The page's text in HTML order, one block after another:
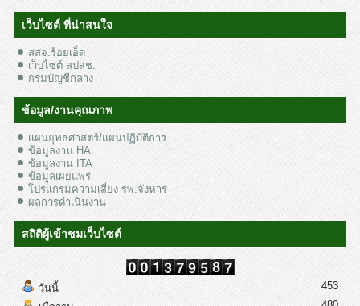
เว็บไซต์ ที่น่าสนใจ
สสจ.ร้อยเอ็ด
เว็บไซต์ สปสช.
กรมบัญชีกลาง
ข้อมูล/งานคุณภาพ
แผนยุทธศาสตร์/แผนปฏิบัติการ
ข้อมูลงาน HA
ข้อมูลงาน ITA
ข้อมูลเผยแพร่
โปรแกรมความเสี่ยง รพ.จังหาร
ผลการดำเนินงาน
สถิติผู้เข้าชมเว็บไซต์
วันนี้
453